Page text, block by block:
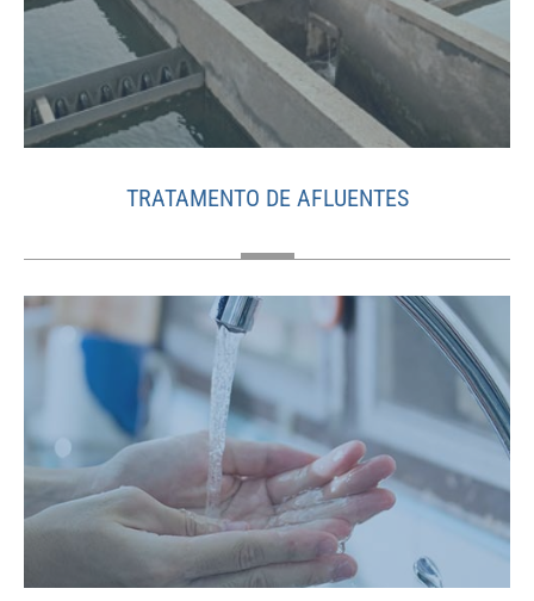
TRATAMENTO DE AFLUENTES